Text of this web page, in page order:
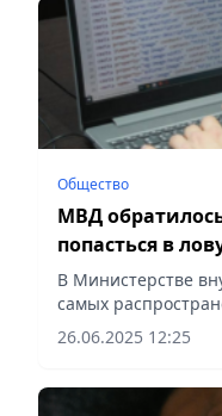
Общество
МВД
попасться в
В Министерстве
самых
мошенников и
обмана, сообщает
26.06.2025 12:25